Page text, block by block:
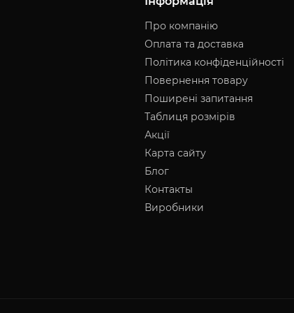
Про компанію
Оплата та доставка
Політика конфіденційності
Повернення товару
Поширені запитання
Таблиця розмірів
Акції
Карта сайту
Блог
Контакты
Виробники